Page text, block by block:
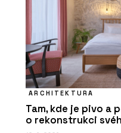
ARCHITEKTURA
Tam, kde je pivo a
o rekonstrukci